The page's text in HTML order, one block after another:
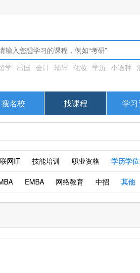
学 出国 会计 辅导 化妆 学历 小语种
搜名校 找课程 学
网IT 技能培训 职业资格 学历学位
EMBA 网络教育 中招 其他